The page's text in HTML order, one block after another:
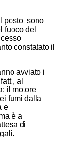
posto, sono
fuoco del
constatato il
avviato i
al
il motore
fumi dalla
e
è a
di